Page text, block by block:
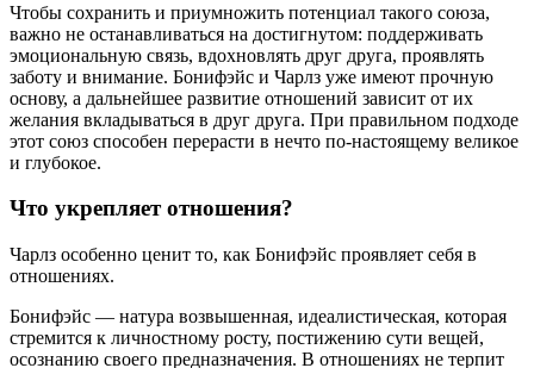
Чтобы сохранить и приумножить потенциал такого союза,
важно не останавливаться на достигнутом: поддерживать
эмоциональную связь, вдохновлять друг друга, проявлять
заботу и внимание. Бонифэйс и Чарлз уже имеют прочную
основу, а дальнейшее развитие отношений зависит от их
желания вкладываться в друг друга. При правильном подходе
этот союз способен перерасти в нечто по-настоящему великое
и глубокое.
Что укрепляет отношения?
Чарлз особенно ценит то, как Бонифэйс проявляет себя в
отношениях.
Бонифэйс — натура возвышенная, идеалистическая, которая
стремится к личностному росту, постижению сути вещей,
осознанию своего предназначения. В отношениях не терпит